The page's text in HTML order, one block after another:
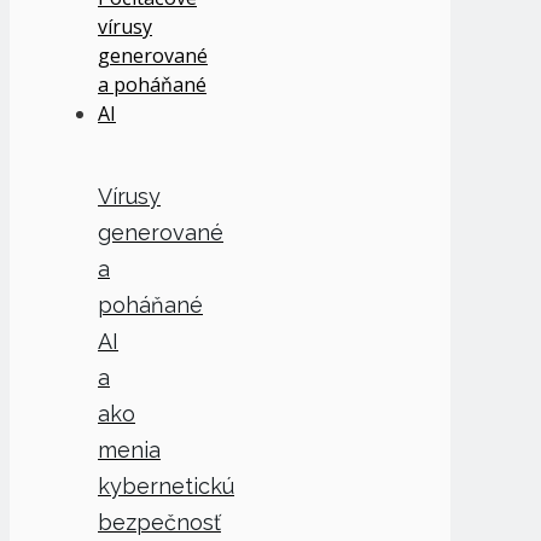
Vírusy
generované
a
poháňané
AI
a
ako
menia
kybernetickú
bezpečnosť